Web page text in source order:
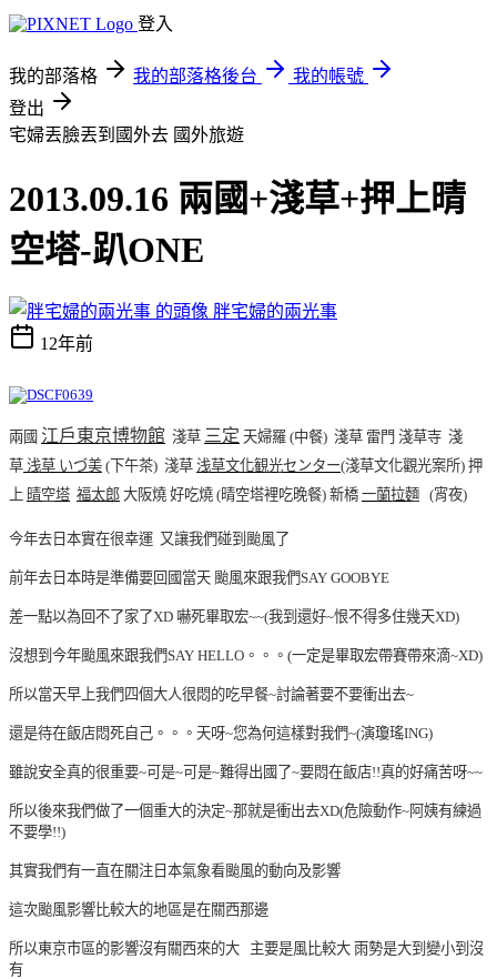
登入
我的部落格 我的部落格後台
我的帳號
登出
宅婦丟臉丟到國外去 國外旅遊
2013.09.16 兩國+淺草+押上晴
空塔-趴ONE
胖宅婦的兩光事
12年前
兩國 江戶東京博物館 淺草 三定 天婦羅 (中餐) 淺草 雷門 淺草寺 淺
草 浅草 いづ美 (下午茶) 淺草 浅草文化観光センター(淺草文化觀光案所) 押
上 晴空塔 福太郎 大阪燒 好吃燒 (晴空塔裡吃晚餐) 新橋 一蘭拉麵 (宵夜)
今年去日本實在很幸運 又讓我們碰到颱風了
前年去日本時是準備要回國當天 颱風來跟我們SAY GOOBYE
差一點以為回不了家了XD 嚇死畢取宏~~(我到還好~恨不得多住幾天XD)
沒想到今年颱風來跟我們SAY HELLO。。。(一定是畢取宏帶賽帶來滴~XD)
所以當天早上我們四個大人很悶的吃早餐~討論著要不要衝出去~
還是待在飯店悶死自己。。。天呀~您為何這樣對我們~(演瓊瑤ING)
雖說安全真的很重要~可是~可是~難得出國了~要悶在飯店!!真的好痛苦呀~~
所以後來我們做了一個重大的決定~那就是衝出去XD(危險動作~阿姨有練過
不要學!!)
其實我們有一直在關注日本氣象看颱風的動向及影響
這次颱風影響比較大的地區是在關西那邊
所以東京市區的影響沒有關西來的大 主要是風比較大 雨勢是大到變小到沒
有